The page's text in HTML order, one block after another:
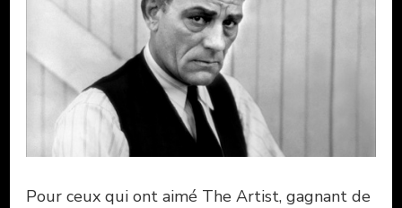
Pour ceux qui ont aimé The Artist, gagnant de